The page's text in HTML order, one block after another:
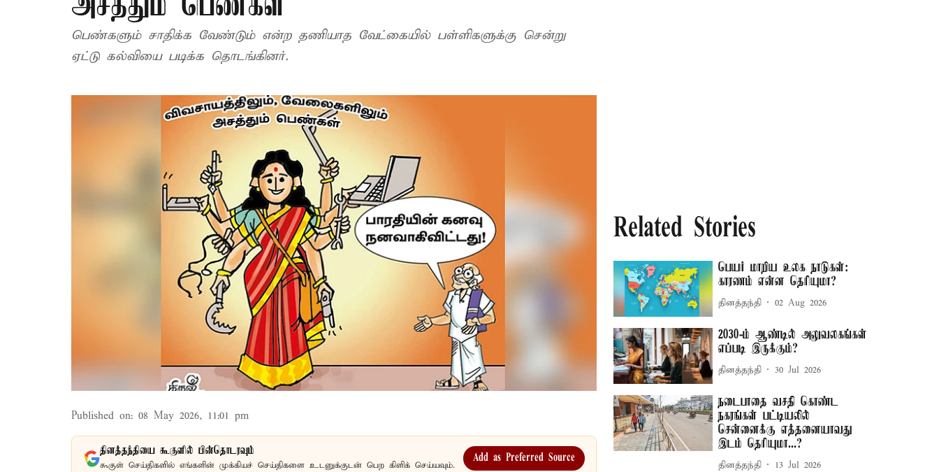
பெண்களும் சாதிக்க வேண்டும் என்ற தணியாத வேட்கையில் பள்ளிகளுக்கு சென்று
ஏட்டு கல்வியை படிக்க தொடங்கினர்.
Published on: 08 May 2026, 11:01 pm
தினத்தந்தியை கூகுளில் பின்தொடரவும்
கூகுள் செய்திகளில் எங்களின் முக்கியச் செய்திகளை உடனுக்குடன் பெற கிளிக் செய்யவும்.
Add as Preferred Source
Related Stories
பெயர் மாறிய உலக நாடுகள்:
காரணம் என்ன தெரியுமா?
தினத்தந்தி 02 Aug 2026
2030-ம் ஆண்டில் அலுவலகங்கள்
எப்படி இருக்கும்?
தினத்தந்தி 30 Jul 2026
நடைபாதை வசதி கொண்ட
நகரங்கள் பட்டியலில்
சென்னைக்கு எத்தனையாவது
இடம் தெரியுமா...?
தினத்தந்தி 13 Jul 2026